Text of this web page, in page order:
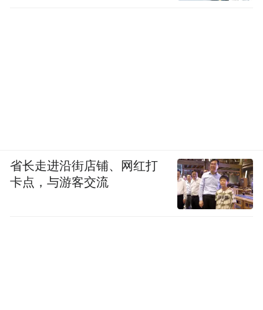
省长走进沿街店铺、网红打
卡点，与游客交流